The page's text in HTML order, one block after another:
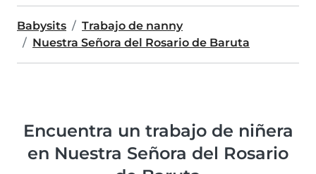
Babysits
Trabajo de nanny
Nuestra Señora del Rosario de Baruta
Encuentra un trabajo de niñera
en Nuestra Señora del Rosario